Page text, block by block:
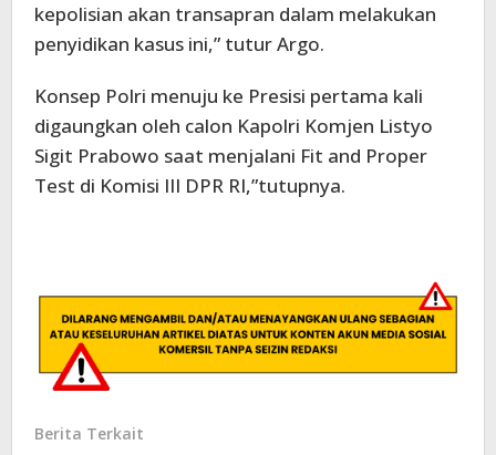
kepolisian akan transapran dalam melakukan
penyidikan kasus ini,” tutur Argo.
Konsep Polri menuju ke Presisi pertama kali
digaungkan oleh calon Kapolri Komjen Listyo
Sigit Prabowo saat menjalani Fit and Proper
Test di Komisi III DPR RI,”tutupnya.
Berita Terkait